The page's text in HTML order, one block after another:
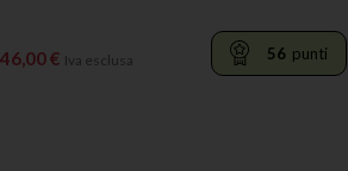
46,00€ Iva esclusa 56 punti